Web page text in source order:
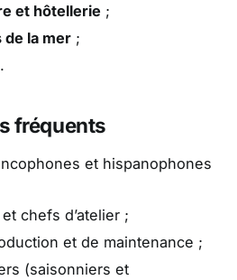
et hôtellerie ;
la mer;
.
fréquents
et hispanophones
chefs d’atelier ;
et de maintenance ;
(saisonniers et